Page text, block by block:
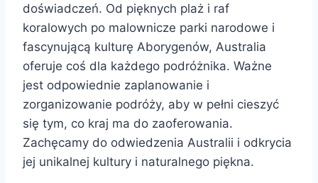
doświadczeń. Od pięknych plaż i raf
koralowych po malownicze parki narodowe i
fascynującą kulturę Aborygenów, Australia
oferuje coś dla każdego podróżnika. Ważne
jest odpowiednie zaplanowanie i
zorganizowanie podróży, aby w pełni cieszyć
się tym, co kraj ma do zaoferowania.
Zachęcamy do odwiedzenia Australii i odkrycia
jej unikalnej kultury i naturalnego piękna.